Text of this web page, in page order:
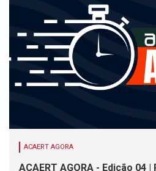
ACAERT AGORA
ACAERT AGORA - Edição 04